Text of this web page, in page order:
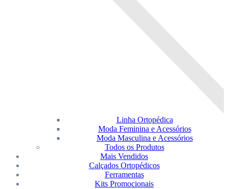
Linha Ortopédica
Moda Feminina e Acessórios
Moda Masculina e Acessórios
Todos os Produtos
Mais Vendidos
Calçados Ortopédicos
Ferramentas
Kits Promocionais